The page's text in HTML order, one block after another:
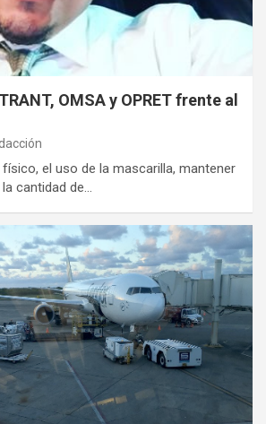
OMSA y OPRET frente al
el uso de la mascarilla, mantener
cantidad de…